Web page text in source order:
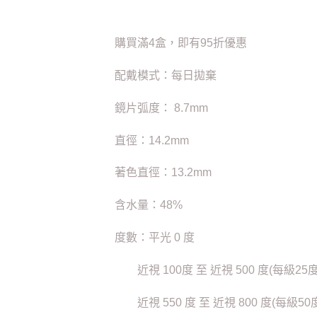
購買滿4盒，即有95折優惠
配戴模式：每日拋棄
鏡片弧度： 8.7mm
直徑：14.2mm
著色直徑：13.2mm
含水量：48%
度數：平光 0 度
近視 100度 至 近視 500 度(每級25
近視 550 度 至 近視 800 度(每級50